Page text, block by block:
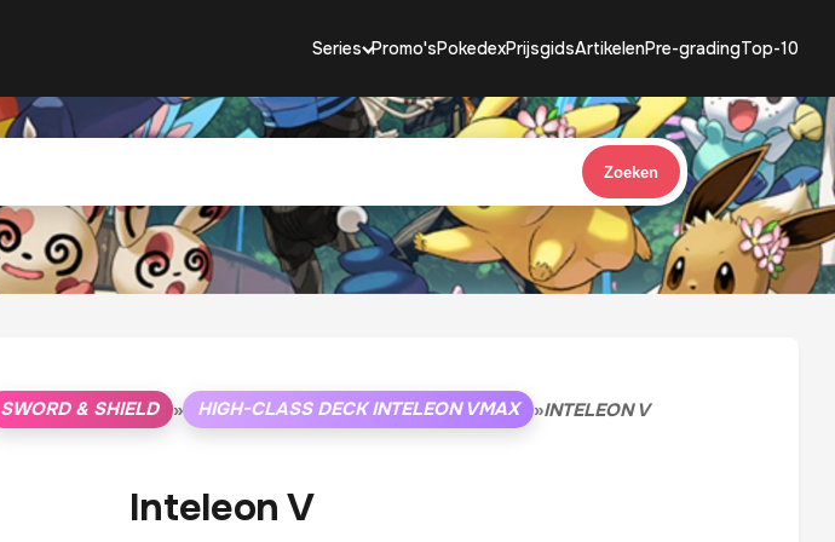
Series Promo'sPokedexPrijsgidsArtikelenPre-gradingTop-10
Zoeken
SWORD & SHIELD » HIGH-CLASS DECK INTELEON VMAX »INTELEON V
Inteleon V